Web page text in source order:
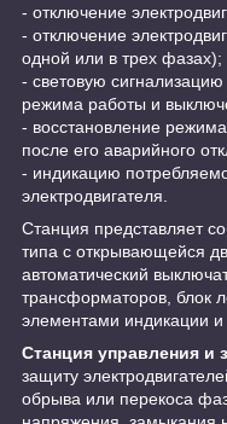
- отключение
- отключение
одной или в трех фазах);
- световую
режима работы и
- восстановление
после его аварийного
- индикацию
электродвигателя.
Станция представляет
типа с открывающейся
автоматический
трансформаторов, блок
элементами индикации
Станция управления и
защиту
обрыва или перекоса